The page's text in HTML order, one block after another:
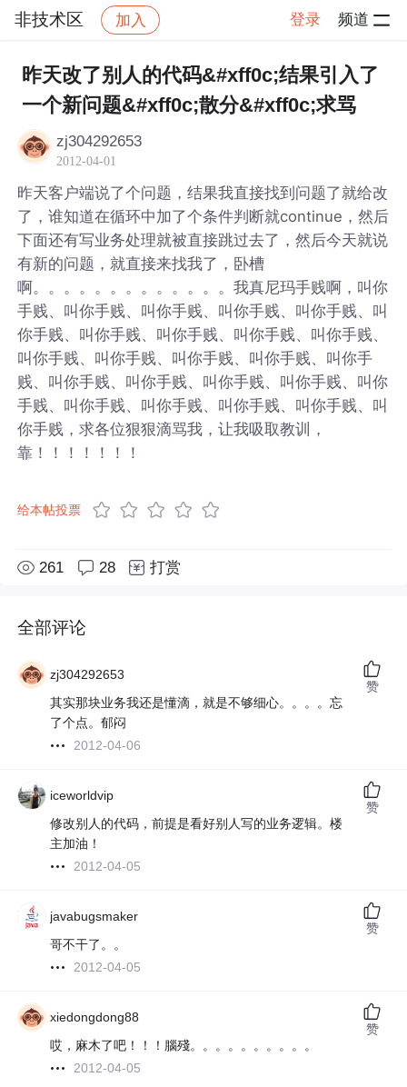
非技术区 加入 登录 频道
社区 非技术区 帖子详情
昨天改了别人的代码&#xff0c;结果引入了
一个新问题&#xff0c;散分&#xff0c;求骂
zj304292653
2012-04-01
昨天客户端说了个问题，结果我直接找到问题了就给改
了，谁知道在循环中加了个条件判断就continue，然后
下面还有写业务处理就被直接跳过去了，然后今天就说
有新的问题，就直接来找我了，卧槽
啊。。。。。。。。。。。。。我真尼玛手贱啊，叫你
手贱、叫你手贱、叫你手贱、叫你手贱、叫你手贱、叫
你手贱、叫你手贱、叫你手贱、叫你手贱、叫你手贱、
叫你手贱、叫你手贱、叫你手贱、叫你手贱、叫你手
贱、叫你手贱、叫你手贱、叫你手贱、叫你手贱、叫你
手贱、叫你手贱、叫你手贱、叫你手贱、叫你手贱、叫
你手贱，求各位狠狠滴骂我，让我吸取教训，
靠！！！！！！！
给本帖投票
261 28 打赏
全部评论
zj304292653
其实那块业务我还是懂滴，就是不够细心。。。。忘
了个点。郁闷
2012-04-06
赞
iceworldvip
修改别人的代码，前提是看好别人写的业务逻辑。楼
主加油！
2012-04-05
赞
javabugsmaker
哥不干了。。
2012-04-05
赞
xiedongdong88
哎，麻木了吧！！！腦殘。。。。。。。。。。
2012-04-05
赞